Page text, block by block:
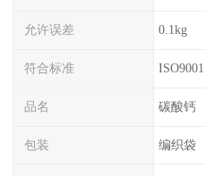
允许误差 0.1kg
符合标准 ISO9001
品名 碳酸钙
包装 编织袋